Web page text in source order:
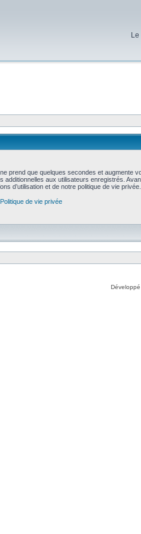
prend que quelques secondes et augmente
additionnelles aux utilisateurs enregistrés.
d’utilisation et de notre politique de vie
Politique de vie privée